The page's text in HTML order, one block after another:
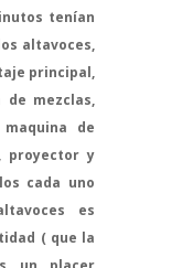
tenían
altavoces,
principal,
mezclas,
de
proyector y
cada uno
es
( que la